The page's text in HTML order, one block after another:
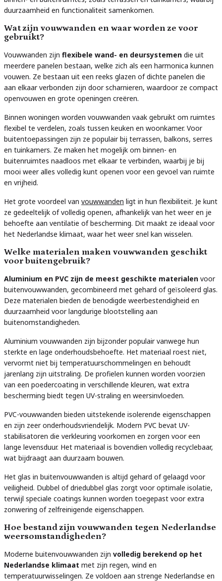
duurzaamheid en functionaliteit samenkomen.
Wat zijn vouwwanden en waar worden ze voor
gebruikt?
Vouwwanden zijn flexibele wand- en deursystemen die uit
meerdere panelen bestaan, welke zich als een harmonica kunnen
vouwen. Ze bestaan uit een reeks glazen of dichte panelen die
aan elkaar verbonden zijn door scharnieren, waardoor ze compact
openvouwen en grote openingen creëren.
Binnen woningen worden vouwwanden vaak gebruikt om ruimtes
flexibel te verdelen, zoals tussen keuken en woonkamer. Voor
buitentoepassingen zijn ze populair bij terrassen, balkons, serres
en tuinkamers. Ze maken het mogelijk om binnen- en
buitenruimtes naadloos met elkaar te verbinden, waarbij je bij
mooi weer alles volledig kunt openen voor een gevoel van ruimte
en vrijheid.
Het grote voordeel van vouwwanden ligt in hun flexibiliteit. Je kunt
ze gedeeltelijk of volledig openen, afhankelijk van het weer en je
behoefte aan ventilatie of bescherming. Dit maakt ze ideaal voor
het Nederlandse klimaat, waar het weer snel kan wisselen.
Welke materialen maken vouwwanden geschikt
voor buitengebruik?
Aluminium en PVC zijn de meest geschikte materialen voor
buitenvouwwanden, gecombineerd met gehard of geïsoleerd glas.
Deze materialen bieden de benodigde weerbestendigheid en
duurzaamheid voor langdurige blootstelling aan
buitenomstandigheden.
Aluminium vouwwanden zijn bijzonder populair vanwege hun
sterkte en lage onderhoudsbehoefte. Het materiaal roest niet,
vervormt niet bij temperatuurschommelingen en behoudt
jarenlang zijn uitstraling. De profielen kunnen worden voorzien
van een poedercoating in verschillende kleuren, wat extra
bescherming biedt tegen UV-straling en weersinvloeden.
PVC-vouwwanden bieden uitstekende isolerende eigenschappen
en zijn zeer onderhoudsvriendelijk. Modern PVC bevat UV-
stabilisatoren die verkleuring voorkomen en zorgen voor een
lange levensduur. Het materiaal is bovendien volledig recyclebaar,
wat bijdraagt aan duurzaam bouwen.
Het glas in buitenvouwwanden is altijd gehard of gelaagd voor
veiligheid. Dubbel of driedubbel glas zorgt voor optimale isolatie,
terwijl speciale coatings kunnen worden toegepast voor extra
zonwering of zelfreinigende eigenschappen.
Hoe bestand zijn vouwwanden tegen Nederlandse
weersomstandigheden?
Moderne buitenvouwwanden zijn volledig berekend op het
Nederlandse klimaat met zijn regen, wind en
temperatuurwisselingen. Ze voldoen aan strenge Nederlandse en